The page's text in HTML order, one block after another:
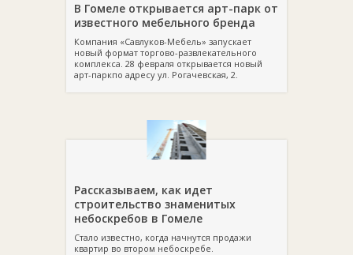
В Гомеле открывается арт-парк от
известного мебельного бренда
Компания «Савлуков-Мебель» запускает
новый формат торгово-развлекательного
комплекса. 28 февраля открывается новый
арт-паркпо адресу ул. Рогачевская, 2.
Рассказываем, как идет
строительство знаменитых
небоскребов в Гомеле
Стало известно, когда начнутся продажи
квартир во втором небоскребе.